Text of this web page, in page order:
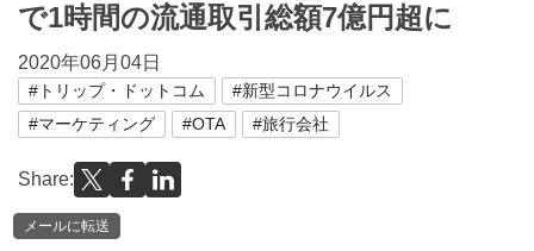
で1時間の流通取引総額7億円超に
2020年06月04日
#トリップ・ドットコム
#新型コロナウイルス
#マーケティング
#OTA #旅行会社
Share:
メールに転送